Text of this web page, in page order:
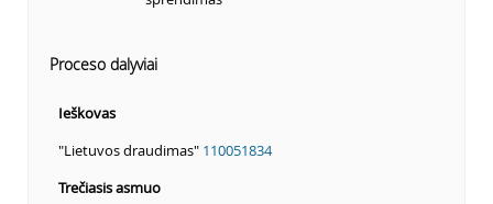
Proceso dalyviai
Ieškovas
"Lietuvos draudimas" 110051834
Trečiasis asmuo